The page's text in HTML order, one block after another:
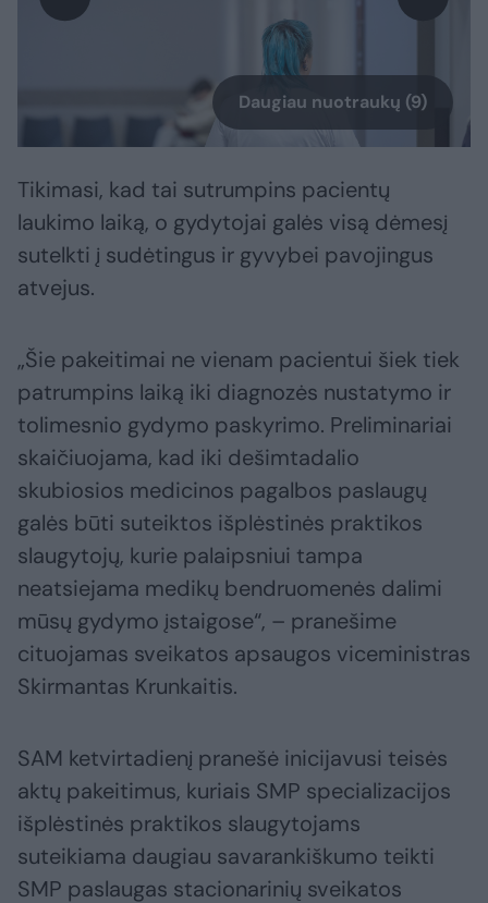
Daugiau nuotraukų (9)
Tikimasi, kad tai sutrumpins pacientų
laukimo laiką, o gydytojai galės visą dėmesį
sutelkti į sudėtingus ir gyvybei pavojingus
atvejus.
„Šie pakeitimai ne vienam pacientui šiek tiek
patrumpins laiką iki diagnozės nustatymo ir
tolimesnio gydymo paskyrimo. Preliminariai
skaičiuojama, kad iki dešimtadalio
skubiosios medicinos pagalbos paslaugų
galės būti suteiktos išplėstinės praktikos
slaugytojų, kurie palaipsniui tampa
neatsiejama medikų bendruomenės dalimi
mūsų gydymo įstaigose“, – pranešime
cituojamas sveikatos apsaugos viceministras
Skirmantas Krunkaitis.
SAM ketvirtadienį pranešė inicijavusi teisės
aktų pakeitimus, kuriais SMP specializacijos
išplėstinės praktikos slaugytojams
suteikiama daugiau savarankiškumo teikti
SMP paslaugas stacionarinių sveikatos